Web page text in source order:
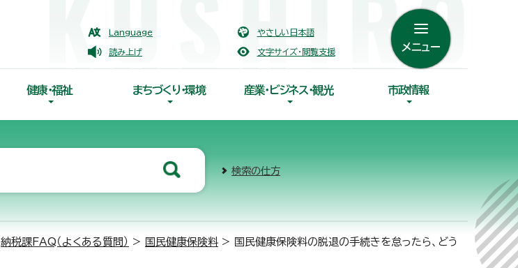
Language やさしい日本語
読み上げ 文字サイズ・閲覧支援 メニュー
健康・福祉 まちづくり・環境 産業・ビジネス・観光 市政情報
検索の仕方
納税課FAQ（よくある質問） > 国民健康保険料 > 国民健康保険料の脱退の手続きを怠ったら、どう